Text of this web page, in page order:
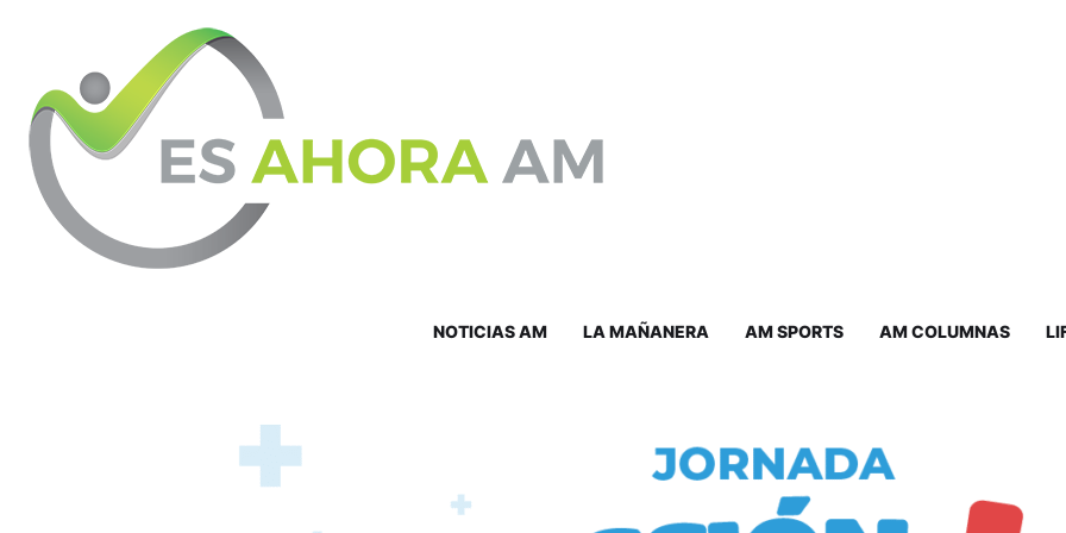
NOTICIAS AM LA MAÑANERA AM SPORTS AM COLUMNAS